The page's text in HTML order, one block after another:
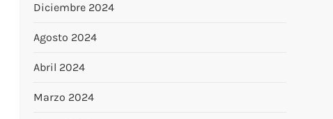
Diciembre 2024
Agosto 2024
Abril 2024
Marzo 2024